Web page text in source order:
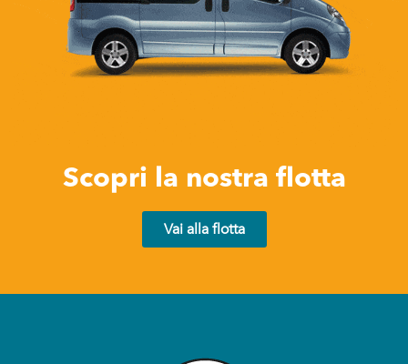
Scopri la nostra flotta
Vai alla flotta
Parla con un nostro operatore.
Verrai chiamato gratuitamente quanto prima in
orario d'ufficio.
Lascia il tuo numero di telefono *
Ai sensi del Regolamento Europeo sulla Protezione
dati personali da parte di VAN4YOU S.r.l. con finalità di